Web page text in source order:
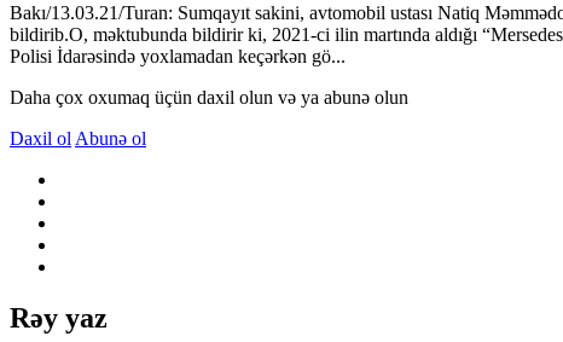
Bakı/13.03.21/Turan: Sumqayıt sakini, avtomobil ustası Natiq
bildirib.O, məktubunda bildirir ki, 2021-ci ilin martında aldığı
Polisi İdarəsində yoxlamadan keçərkən gö...
Daha çox oxumaq üçün daxil olun və ya abunə olun
Daxil ol Abunə ol
Rəy yaz